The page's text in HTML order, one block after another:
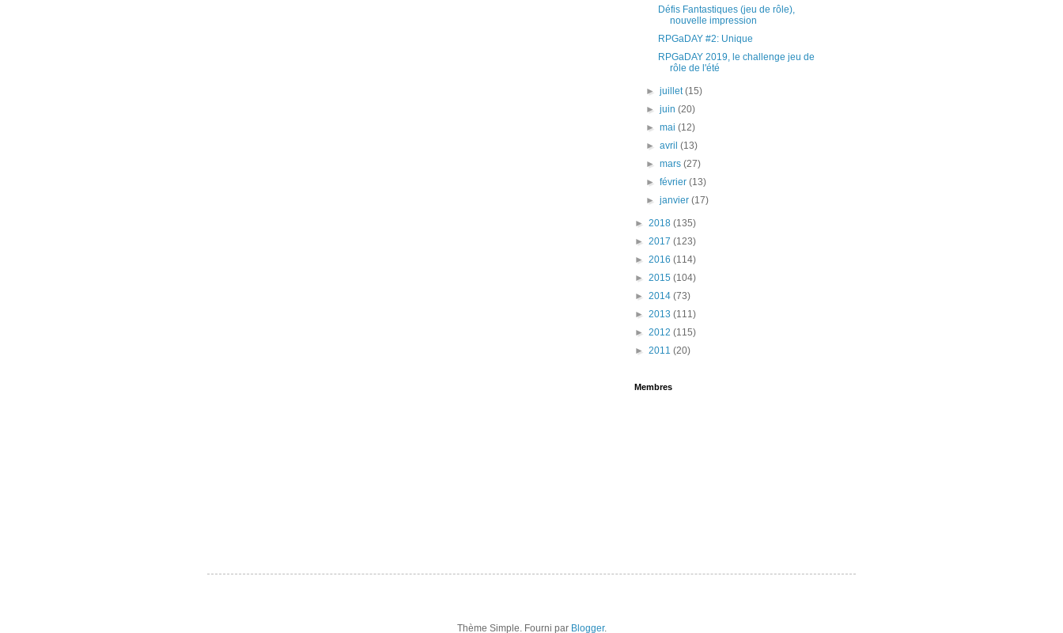
Défis Fantastiques (jeu de rôle),
nouvelle impression
RPGaDAY #2: Unique
RPGaDAY 2019, le challenge jeu de
rôle de l'été
►juillet(15)
►juin(20)
►mai(12)
►avril(13)
►mars(27)
►février(13)
►janvier(17)
► 2018 (135)
► 2017 (123)
► 2016 (114)
► 2015 (104)
► 2014 (73)
► 2013 (111)
► 2012 (115)
► 2011 (20)
Membres
Thème Simple. Fourni par Blogger.